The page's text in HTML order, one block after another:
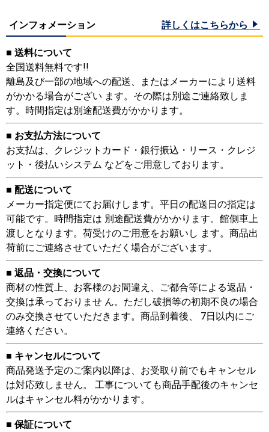
インフォメーション 詳しくはこちらから
■ 送料について
全国送料無料です!!
離島及び一部の地域への配送、またはメーカーにより送料
がかかる場合がござい ます。その際は別途ご連絡致しま
す。時間指定は別途配送費がかかります。
■ お支払方法について
お支払は、クレジットカード・銀行振込・リース・クレジ
ット・後払いシステム などをご用意しております。
■ 配送について
メーカー指定便にてお届けします。平日の配送日の指定は
可能です。時間指定は 別途配送費がかかります。館側車上
渡しとなります。荷受けのご用意をお願いし ます。商品出
荷前にご連絡させていただく場合がございます。
■ 返品・交換について
商材の性質上、お客様のお間違え、ご都合等による返品・
交換は承っておりませ ん。ただし破損等の初期不良の場合
のみ交換させていただきます。商品到着後、 7日以内にご
連絡ください。
■ キャンセルについて
商品発送予定のご案内以降は、お受取り前でもキャンセル
は対応致しません。 工事についても商品手配後のキャンセ
ルはキャンセル料がかかります。
■ 保証について